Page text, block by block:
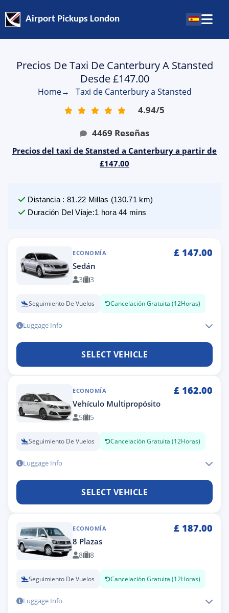
Airport Pickups London
Precios De Taxi De Canterbury A Stansted
Desde £147.00
Home→ Taxi de Canterbury a Stansted
4.94/5
4469 Reseñas
Precios del taxi de Stansted a Canterbury a partir de
£147.00
Distancia : 81.22 Millas (130.71 km)
Duración Del Viaje:1 hora 44 mins
ECONOMÍA £ 147.00
Sedán
3 3
Seguimiento De Vuelos Cancelación Gratuita (12Horas)
Luggage Info
SELECT VEHICLE
ECONOMÍA £ 162.00
Vehículo Multipropósito
5 5
Seguimiento De Vuelos Cancelación Gratuita (12Horas)
Luggage Info
SELECT VEHICLE
ECONOMÍA £ 187.00
8 Plazas
8 8
Seguimiento De Vuelos Cancelación Gratuita (12Horas)
Luggage Info